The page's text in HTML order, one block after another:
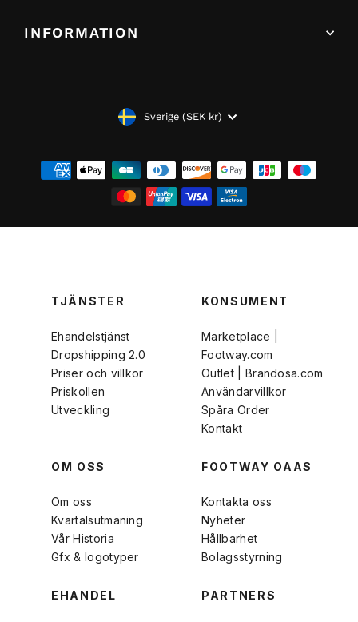
INFORMATION
VALUTASverige (SEK kr)
TJÄNSTER
Ehandelstjänst
Dropshipping 2.0
Priser och villkor
Priskollen
Utveckling
KONSUMENT
Marketplace |
Footway.com
Outlet | Brandosa.com
Användarvillkor
Spåra Order
Kontakt
OM OSS
Om oss
Kvartalsutmaning
Vår Historia
Gfx & logotyper
FOOTWAY OAAS
Kontakta oss
Nyheter
Hållbarhet
Bolagsstyrning
EHANDEL PARTNERS